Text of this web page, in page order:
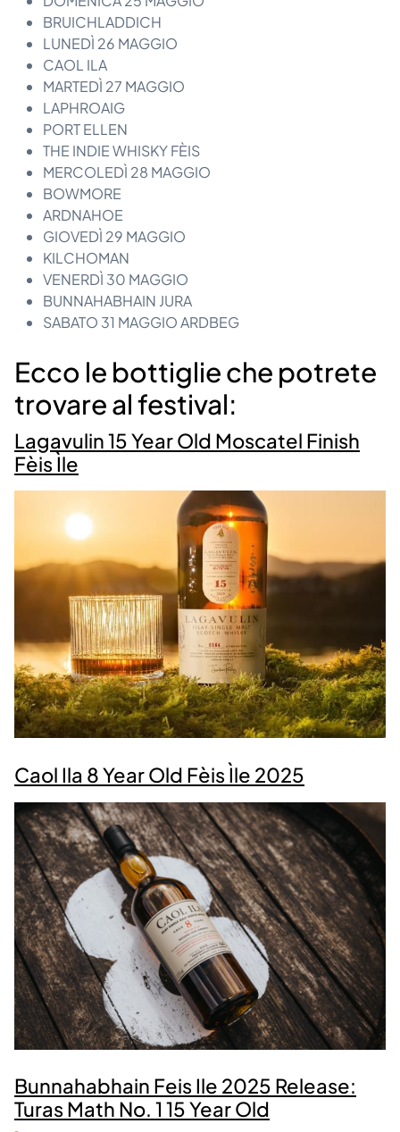
BRUICHLADDICH
LUNEDÌ 26 MAGGIO
CAOL ILA
MARTEDÌ 27 MAGGIO
LAPHROAIG
PORT ELLEN
THE INDIE WHISKY FÈIS
MERCOLEDÌ 28 MAGGIO
BOWMORE
ARDNAHOE
GIOVEDÌ 29 MAGGIO
KILCHOMAN
VENERDÌ 30 MAGGIO
BUNNAHABHAIN JURA
SABATO 31 MAGGIO ARDBEG
Ecco le bottiglie che potrete
trovare al festival:
Lagavulin 15 Year Old Moscatel Finish
Fèis Ìle
Caol Ila 8 Year Old Fèis Ìle 2025
Bunnahabhain Feis Ile 2025 Release:
Turas Math No. 1 15 Year Old